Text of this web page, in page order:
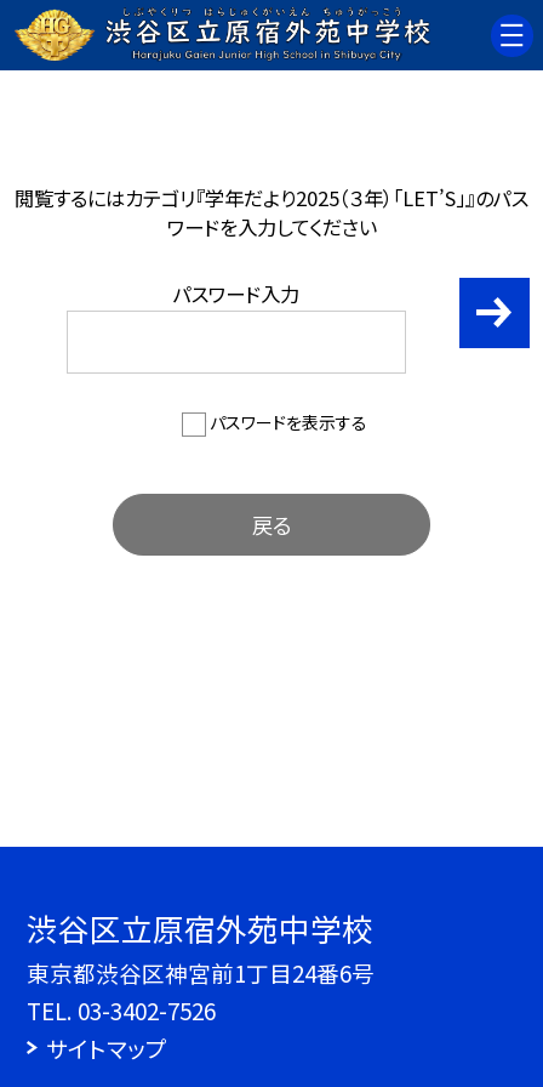
閲覧するにはカテゴリ『学年だより2025（３年）「LET’S」』のパス
ワードを入力してください
パスワード入力
パスワードを表示する
戻る
渋谷区立原宿外苑中学校
東京都渋谷区神宮前1丁目24番6号
TEL. 03-3402-7526
サイトマップ